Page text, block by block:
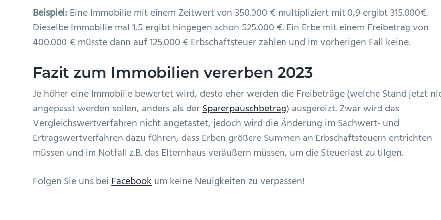
Beispiel:Eine Immobilie mit einem Zeitwert von 350.000 € multipliziert mit 0,9 ergibt 315.000€.
Dieselbe Immobilie mal 1,5 ergibt hingegen schon 525.000 €. Ein Erbe mit einem Freibetrag von
400.000 € müsste dann auf 125.000 € Erbschaftsteuer zahlen und im vorherigen Fall keine.
Fazit zum Immobilien vererben 2023
Je höher eine Immobilie bewertet wird, desto eher werden die Freibeträge (welche Stand jetzt
angepasst werden sollen, anders als derSparerpauschbetrag) ausgereizt. Zwar wird das
Vergleichswertverfahren nicht angetastet, jedoch wird die Änderung im Sachwert- und
Ertragswertverfahren dazu führen, dass Erben größere Summen an Erbschaftsteuern entrichten
müssen und im Notfall z.B. das Elternhaus veräußern müssen, um die Steuerlast zu tilgen.
Folgen Sie uns beiFacebookum keine Neuigkeiten zu verpassen!